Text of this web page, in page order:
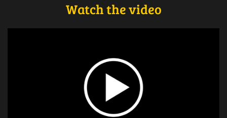
Watch the video